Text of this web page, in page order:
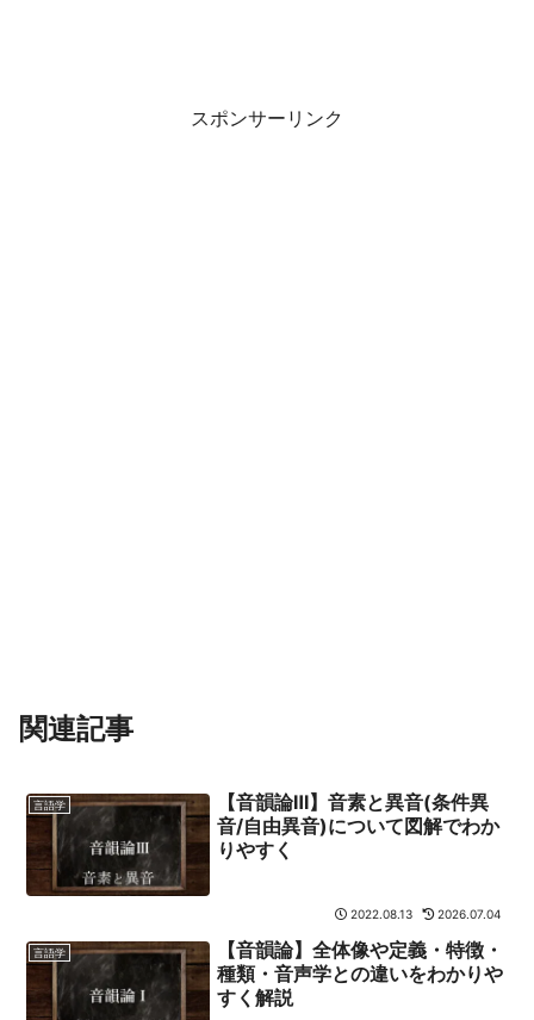
スポンサーリンク
関連記事
言語学
【音韻論Ⅲ】音素と異音(条件異
音/自由異音)について図解でわか
りやすく
2022.08.13 2026.07.04
言語学
【音韻論】全体像や定義・特徴・
種類・音声学との違いをわかりや
すく解説